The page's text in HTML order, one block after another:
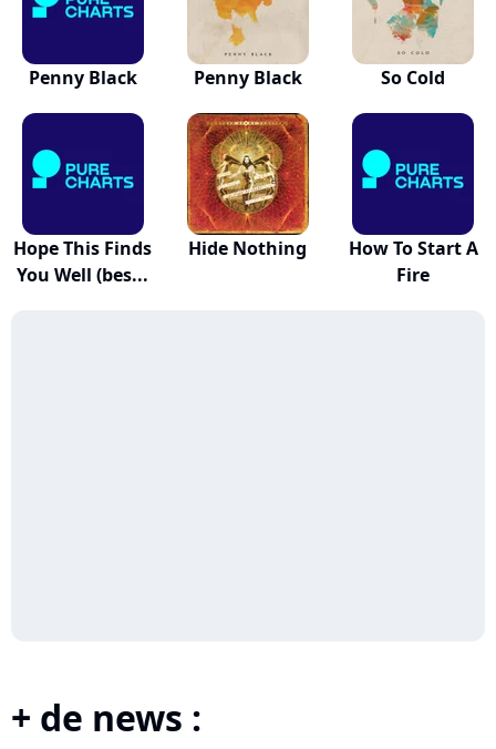
Penny Black Penny Black So Cold
Hope This Finds
You Well (bes...
Hide Nothing
How To Start A
Fire
+ de news :